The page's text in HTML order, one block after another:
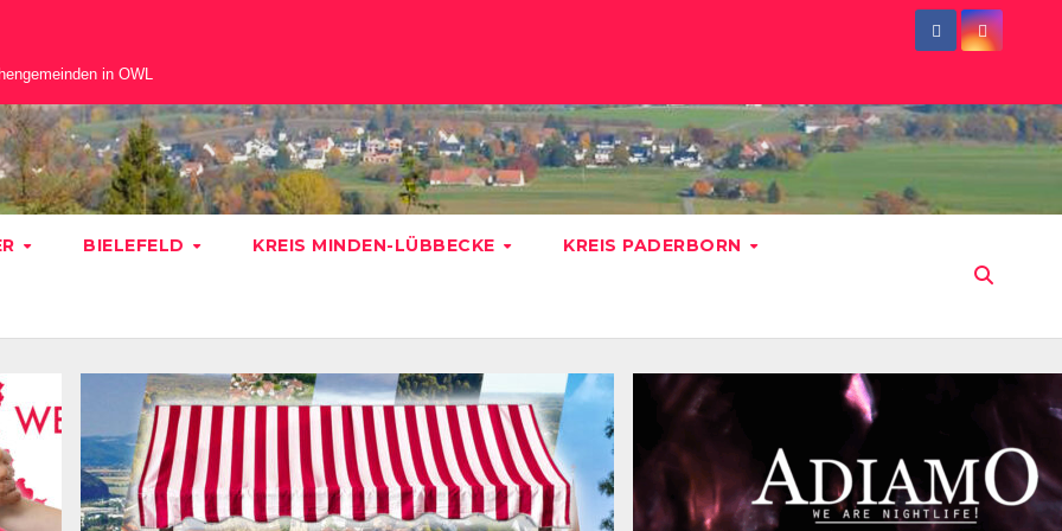
in OWL
BIELEFELD KREIS MINDEN-LÜBBECKE KREIS PADERBORN